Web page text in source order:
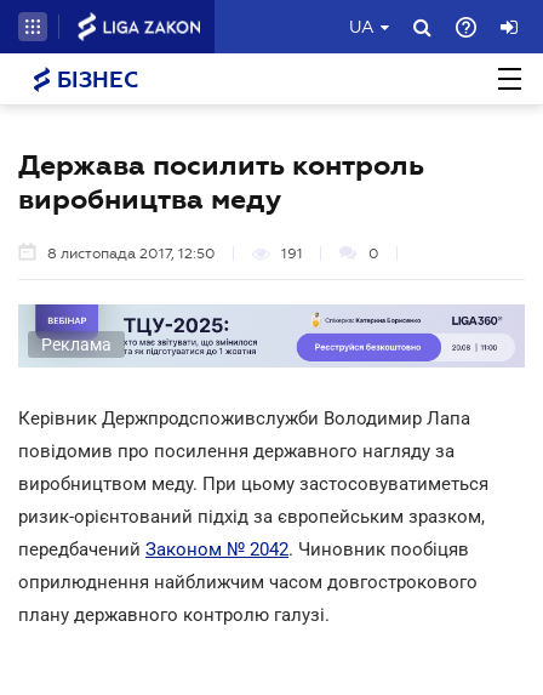
UA
БІЗНЕС
Держава посилить контроль
виробництва меду
8 листопада 2017, 12:50 191 0
Реклама
Керівник Держпродспоживслужби Володимир Лапа
повідомив про посилення державного нагляду за
виробництвом меду. При цьому застосовуватиметься
ризик-орієнтований підхід за європейським зразком,
передбачений Законом № 2042. Чиновник пообіцяв
оприлюднення найближчим часом довгострокового
плану державного контролю галузі.